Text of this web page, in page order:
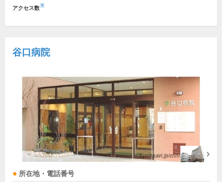
アクセス数※
谷口病院
所在地・電話番号